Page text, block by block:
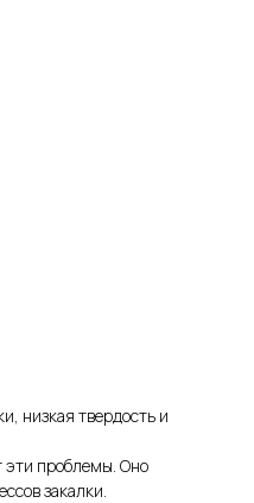
низкая твердость и
эти проблемы. Оно
закалки.